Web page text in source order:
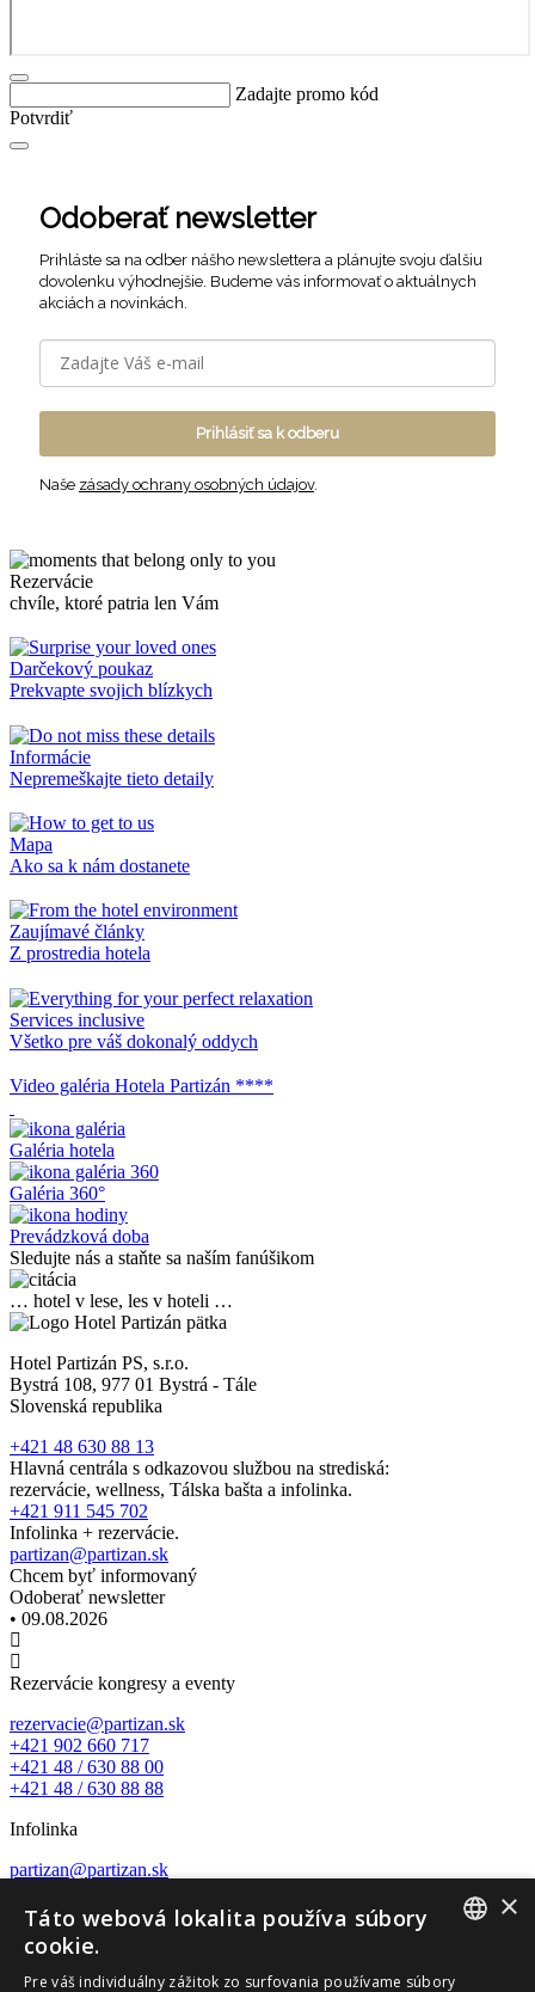
Zadajte promo kód
Potvrdiť
Odoberať newsletter
Prihláste sa na odber nášho newslettera a plánujte svoju ďalšiu
dovolenku výhodnejšie. Budeme vás informovať o aktuálnych
akciách a novinkách.
Prihlásiť sa k odberu
Naše zásady ochrany osobných údajov.
Rezervácie
chvíle, ktoré patria len Vám
Darčekový poukaz
Prekvapte svojich blízkych
Informácie
Nepremeškajte tieto detaily
Mapa
Ako sa k nám dostanete
Zaujímavé články
Z prostredia hotela
Services inclusive
Všetko pre váš dokonalý oddych
Video galéria Hotela Partizán ****
Galéria hotela
Galéria 360°
Prevádzková doba
Sledujte nás a staňte sa naším fanúšikom
… hotel v lese, les v hoteli …
Hotel Partizán PS, s.r.o.
Bystrá 108, 977 01 Bystrá - Tále
Slovenská republika
+421 48 630 88 13
Hlavná centrála s odkazovou službou na strediská:
rezervácie, wellness, Tálska bašta a infolinka.
+421 911 545 702
Infolinka + rezervácie.
partizan@partizan.sk
Chcem byť informovaný
Odoberať newsletter
• 09.08.2026
Rezervácie kongresy a eventy
rezervacie@partizan.sk
+421 902 660 717
+421 48 / 630 88 00
+421 48 / 630 88 88
Infolinka
partizan@partizan.sk
Nature wellness center
wellness@partizan.sk
×
Táto webová lokalita používa súbory
cookie.
Pre váš individuálny zážitok zo surfovania používame súbory